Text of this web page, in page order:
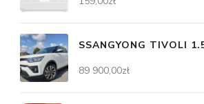
SSANGYONG TIVOLI
89 900,00zł